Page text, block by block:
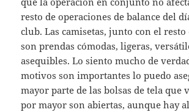
resto de operaciones de balance del
club. Las camisetas, junto con el
son prendas cómodas, ligeras,
asequibles. Lo siento mucho de
motivos son importantes lo puedo
mayor parte de las bolsas de tela que
por mayor son abiertas, aunque hay